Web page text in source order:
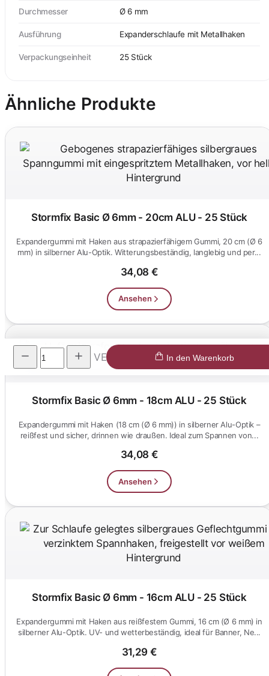
Durchmesser Ø 6 mm
Ausführung Expanderschlaufe mit Metallhaken
Verpackungseinheit 25 Stück
Ähnliche Produkte
Stormfix Basic Ø 6mm - 20cm ALU - 25 Stück
Expandergummi mit Haken aus strapazierfähigem Gummi, 20 cm (Ø 6
mm) in silberner Alu-Optik. Witterungsbeständig, langlebig und per...
34,08 €
Ansehen
Stormfix Basic Ø 6mm - 18cm ALU - 25 Stück
Expandergummi mit Haken (18 cm (Ø 6 mm)) in silberner Alu-Optik –
reißfest und sicher, drinnen wie draußen. Ideal zum Spannen von...
34,08 €
Ansehen
Stormfix Basic Ø 6mm - 16cm ALU - 25 Stück
Expandergummi mit Haken aus reißfestem Gummi, 16 cm (Ø 6 mm) in
silberner Alu-Optik. UV- und wetterbeständig, ideal für Banner, Ne...
31,29 €
VE In den Warenkorb